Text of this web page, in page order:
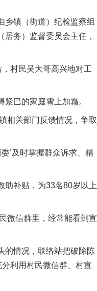
镇（街道）纪检监察组
务）监督委员会主任，
村民吴大哥高兴地对工
巴的家庭雪上加霜。
相关部门反馈情况，争取
’及时掌握群众诉求、精
补贴，为33名80岁以上
微信群里，经常能看到宣
情况，联络站把破除陈
利用村民微信群、村宣